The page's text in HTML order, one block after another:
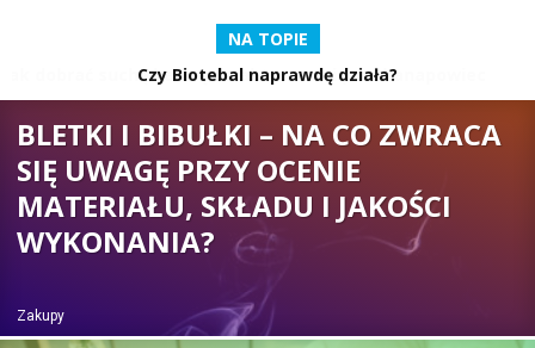
NA TOPIE
Czy Biotebal naprawdę działa?
Zakupy
BLETKI I BIBUŁKI – NA CO ZWRACA
SIĘ UWAGĘ PRZY OCENIE
MATERIAŁU, SKŁADU I JAKOŚCI
WYKONANIA?